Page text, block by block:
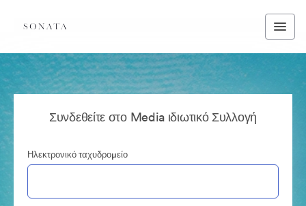
Συνδεθείτε στο Media ιδιωτικό Συλλογή
Ηλεκτρονικό ταχυδρομείο